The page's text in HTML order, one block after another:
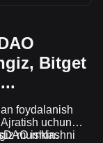
Bitget
foydalanish
uchun
mumkin.
ishlashni